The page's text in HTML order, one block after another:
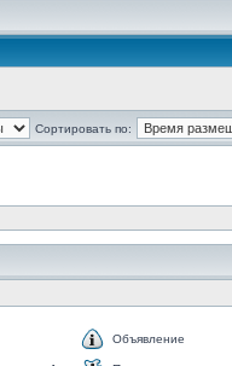
Сортировать по:
Объявление